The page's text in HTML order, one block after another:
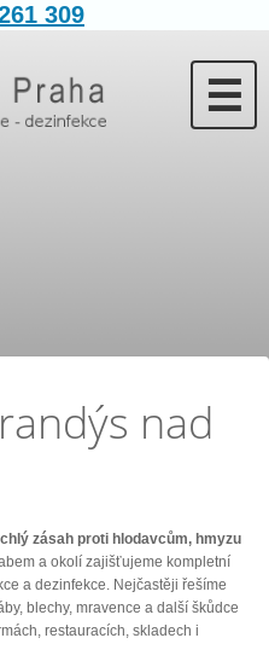
309
☰
nad
zásah proti hlodavcům, hmyzu
a okolí zajišťujeme kompletní
a dezinfekce. Nejčastěji řešíme
blechy, mravence a další škůdce
restauracích, skladech i